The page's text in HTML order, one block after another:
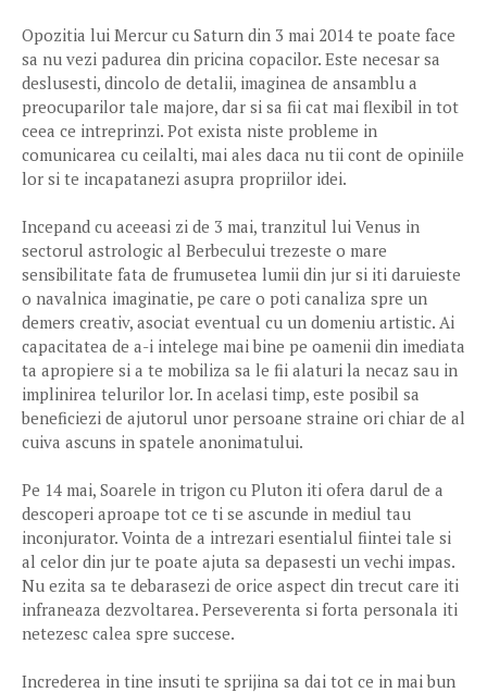
Opozitia lui Mercur cu Saturn din 3 mai 2014 te poate face
sa nu vezi padurea din pricina copacilor. Este necesar sa
deslusesti, dincolo de detalii, imaginea de ansamblu a
preocuparilor tale majore, dar si sa fii cat mai flexibil in tot
ceea ce intreprinzi. Pot exista niste probleme in
comunicarea cu ceilalti, mai ales daca nu tii cont de opiniile
lor si te incapatanezi asupra propriilor idei.
Incepand cu aceeasi zi de 3 mai, tranzitul lui Venus in
sectorul astrologic al Berbecului trezeste o mare
sensibilitate fata de frumusetea lumii din jur si iti daruieste
o navalnica imaginatie, pe care o poti canaliza spre un
demers creativ, asociat eventual cu un domeniu artistic. Ai
capacitatea de a-i intelege mai bine pe oamenii din imediata
ta apropiere si a te mobiliza sa le fii alaturi la necaz sau in
implinirea telurilor lor. In acelasi timp, este posibil sa
beneficiezi de ajutorul unor persoane straine ori chiar de al
cuiva ascuns in spatele anonimatului.
Pe 14 mai, Soarele in trigon cu Pluton iti ofera darul de a
descoperi aproape tot ce ti se ascunde in mediul tau
inconjurator. Vointa de a intrezari esentialul fiintei tale si
al celor din jur te poate ajuta sa depasesti un vechi impas.
Nu ezita sa te debarasezi de orice aspect din trecut care iti
infraneaza dezvoltarea. Perseverenta si forta personala iti
netezesc calea spre succese.
Increderea in tine insuti te sprijina sa dai tot ce in mai bun